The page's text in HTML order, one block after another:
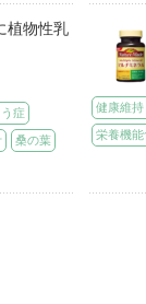
植物性乳
症
桑の葉
健康維持
栄養機